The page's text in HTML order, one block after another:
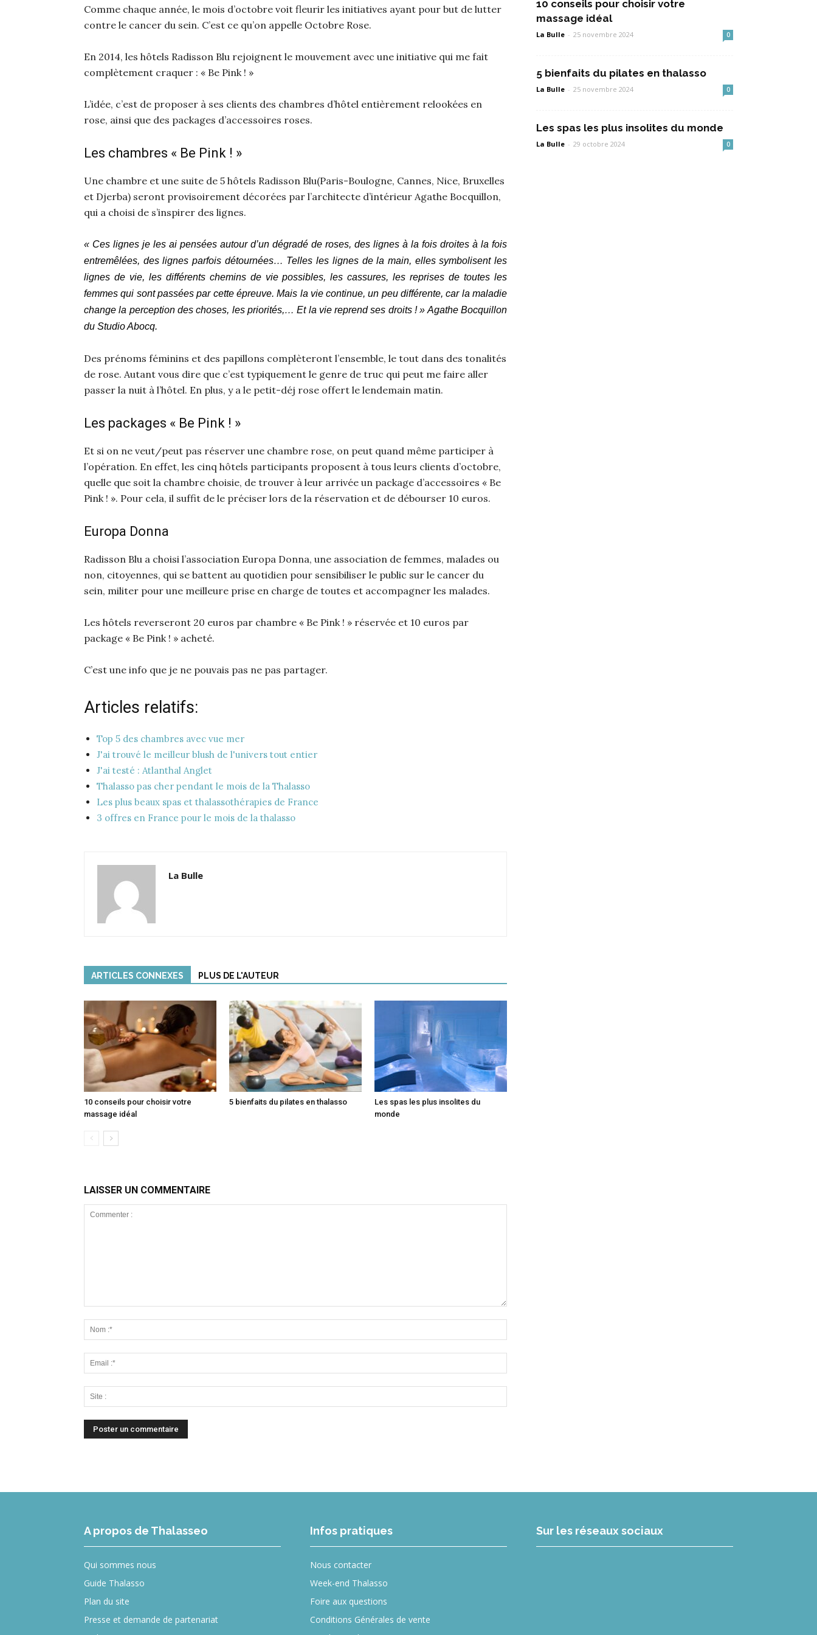
Comme chaque année, le mois d’octobre voit fleurir les initiatives ayant pour but de lutter
contre le cancer du sein. C’est ce qu’on appelle Octobre Rose.
En 2014, les hôtels Radisson Blu rejoignent le mouvement avec une initiative qui me fait
complètement craquer : « Be Pink ! »
L’idée, c’est de proposer à ses clients des chambres d’hôtel entièrement relookées en
rose, ainsi que des packages d’accessoires roses.
Les chambres « Be Pink ! »
Une chambre et une suite de 5 hôtels Radisson Blu(Paris-Boulogne, Cannes, Nice, Bruxelles
et Djerba) seront provisoirement décorées par l’architecte d’intérieur Agathe Bocquillon,
qui a choisi de s’inspirer des lignes.
« Ces lignes je les ai pensées autour d’un dégradé de roses, des lignes à la fois droites à la fois
entremêlées, des lignes parfois détournées… Telles les lignes de la main, elles symbolisent les
lignes de vie, les différents chemins de vie possibles, les cassures, les reprises de toutes les
femmes qui sont passées par cette épreuve. Mais la vie continue, un peu différente, car la maladie
change la perception des choses, les priorités,… Et la vie reprend ses droits ! » Agathe Bocquillon
du Studio Abocq.
Des prénoms féminins et des papillons complèteront l’ensemble, le tout dans des tonalités
de rose. Autant vous dire que c’est typiquement le genre de truc qui peut me faire aller
passer la nuit à l’hôtel. En plus, y a le petit-déj rose offert le lendemain matin.
Les packages « Be Pink ! »
Et si on ne veut/peut pas réserver une chambre rose, on peut quand même participer à
l’opération. En effet, les cinq hôtels participants proposent à tous leurs clients d’octobre,
quelle que soit la chambre choisie, de trouver à leur arrivée un package d’accessoires « Be
Pink ! ». Pour cela, il suffit de le préciser lors de la réservation et de débourser 10 euros.
Europa Donna
Radisson Blu a choisi l’association Europa Donna, une association de femmes, malades ou
non, citoyennes, qui se battent au quotidien pour sensibiliser le public sur le cancer du
sein, militer pour une meilleure prise en charge de toutes et accompagner les malades.
Les hôtels reverseront 20 euros par chambre « Be Pink ! » réservée et 10 euros par
package « Be Pink ! » acheté.
C’est une info que je ne pouvais pas ne pas partager.
Articles relatifs:
Top 5 des chambres avec vue mer
J'ai trouvé le meilleur blush de l'univers tout entier
J'ai testé : Atlanthal Anglet
Thalasso pas cher pendant le mois de la Thalasso
Les plus beaux spas et thalassothérapies de France
3 offres en France pour le mois de la thalasso
La Bulle
ARTICLES CONNEXES PLUS DE L'AUTEUR
10 conseils pour choisir votre
massage idéal
5 bienfaits du pilates en thalasso
Les spas les plus insolites du
monde
LAISSER UN COMMENTAIRE
10 conseils pour choisir votre
massage idéal
La Bulle - 25 novembre 2024 0
5 bienfaits du pilates en thalasso
La Bulle - 25 novembre 2024 0
Les spas les plus insolites du monde
La Bulle - 29 octobre 2024 0
A propos de Thalasseo
Qui sommes nous
Guide Thalasso
Plan du site
Presse et demande de partenariat
Infos pratiques
Nous contacter
Week-end Thalasso
Foire aux questions
Conditions Générales de vente
Sur les réseaux sociaux